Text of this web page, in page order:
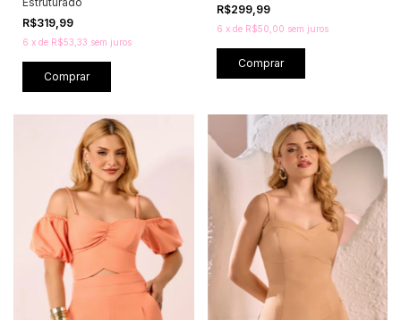
R$319,99
6 x de R$53,33 sem juros
Comprar
R$299,99
6 x de R$50,00 sem juros
Comprar